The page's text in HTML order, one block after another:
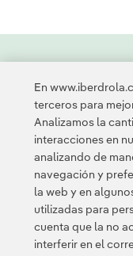
Transparencia
Configuración de
© 2026
En
terceros para
Analizamos la
interacciones en
analizando de
navegación y
la web y en
utilizadas para
cuenta que la no
interferir en el